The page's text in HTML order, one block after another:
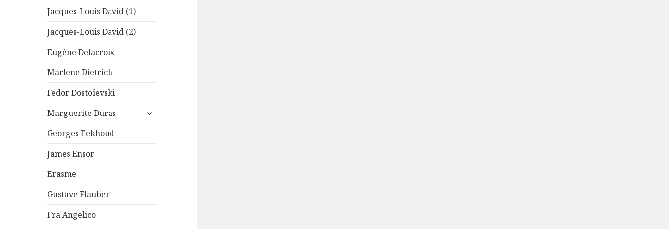
Jacques-Louis David (1)
Jacques-Louis David (2)
Eugène Delacroix
Marlene Dietrich
Fedor Dostoïevski
Marguerite Duras
ouvrir
Georges Eekhoud
James Ensor
Erasme
Gustave Flaubert
Fra Angelico